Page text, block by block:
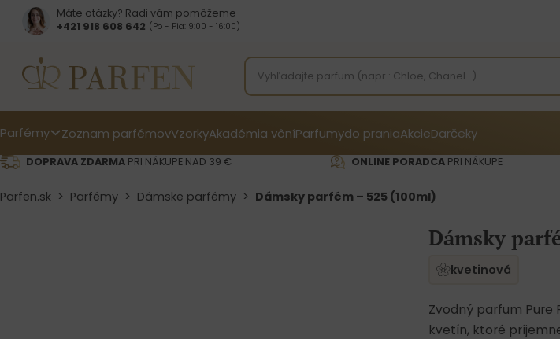
Máte otázky? Radi vám pomôžeme
+421 918 608 642‬ (Po - Pia: 9:00 - 16:00)
Parfémy Zoznam parfémovVzorkyAkadémia vôníParfumydo praniaAkcieDarčeky
DOPRAVA ZDARMA PRI NÁKUPE NAD 39 € ONLINE PORADCAPRI NÁKUPE
Parfen.sk > Parfémy > Dámske parfémy > Dámsky parfém – 525 (100ml)
Dámsky
kvetinová
Zvodný parfum Pure
kvetín, ktoré